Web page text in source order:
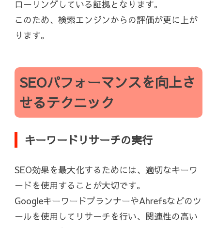
ローリングしている証拠となります。
このため、検索エンジンからの評価が更に上が
ります。
SEOパフォーマンスを向上さ
せるテクニック
キーワードリサーチの実行
SEO効果を最大化するためには、適切なキーワ
ードを使用することが大切です。
GoogleキーワードプランナーやAhrefsなどのツ
ールを使用してリサーチを行い、関連性の高い